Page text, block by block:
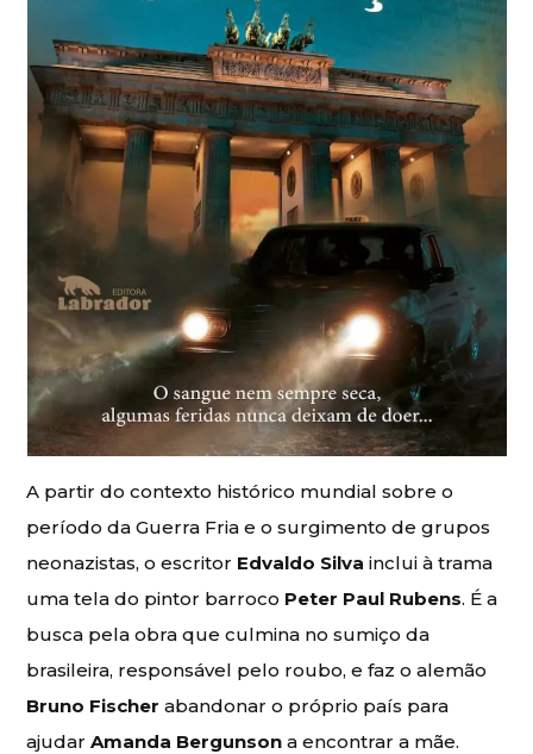
A partir do contexto histórico mundial sobre o
período da Guerra Fria e o surgimento de grupos
neonazistas, o escritor Edvaldo Silva inclui à trama
uma tela do pintor barroco Peter Paul Rubens. É a
busca pela obra que culmina no sumiço da
brasileira, responsável pelo roubo, e faz o alemão
Bruno Fischer abandonar o próprio país para
ajudarAmanda Bergunson a encontrar a mãe.